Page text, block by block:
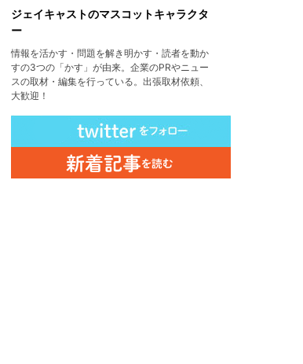
ジェイキャストのマスコットキャラクタ
ー
情報を活かす・問題を解き明かす・読者を動か
すの3つの「かす」が由来。企業のPRやニュー
スの取材・編集を行っている。出張取材依頼、
大歓迎！